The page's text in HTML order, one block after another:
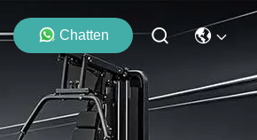
Chatten